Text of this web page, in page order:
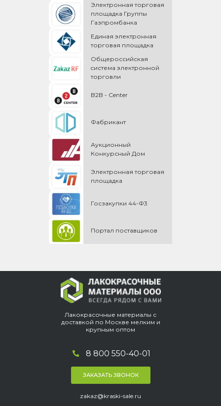
Электронная торговая
площадка Группы
Газпромбанка
Единая электронная
торговая площадка
Общероссийская
cистема электронной
торговли
B2B - Center
Фабрикант
Аукционный
Конкурсный Дом
Электронная торговая
площадка
Госзакупки 44-Ф3
Портал поставщиков
Лакокрасочные материалы с
доставкой по Москве мелким и
крупным оптом
8 800 550-40-01
ЗАКАЗАТЬ ЗВОНОК
zakaz@kraski-sale.ru